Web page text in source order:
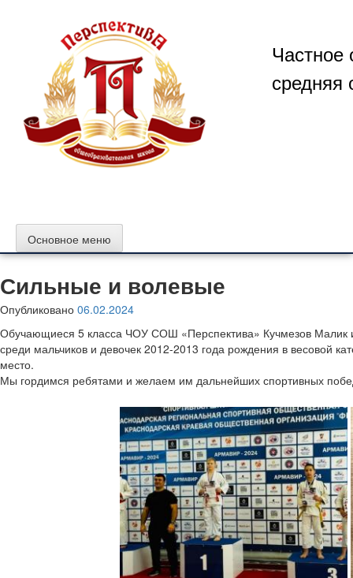
содержимому
Частное
средняя
Основное меню
Сильные и волевые
Опубликовано 06.02.2024
Обучающиеся 5 класса ЧОУ СОШ «Перспектива» Кучмезов Малик
среди мальчиков и девочек 2012-2013 года рождения в весовой
место.
Мы гордимся ребятами и желаем им дальнейших спортивных